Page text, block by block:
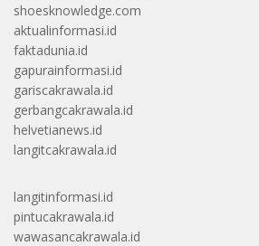
shoesknowledge.com
aktualinformasi.id
faktadunia.id
gapurainformasi.id
gariscakrawala.id
gerbangcakrawala.id
helvetianews.id
langitcakrawala.id
langitinformasi.id
pintucakrawala.id
wawasancakrawala.id